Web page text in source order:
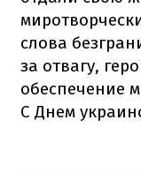
слова
за отвагу,
обеспечение
С Днем